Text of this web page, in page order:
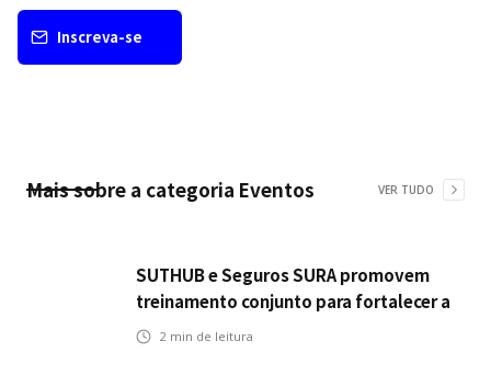
Inscreva-se
Mais sobre a categoria Eventos VER TUDO
SUTHUB e Seguros SURA promovem
treinamento conjunto para fortalecer a
operação comercial do Seguro
2 min de leitura